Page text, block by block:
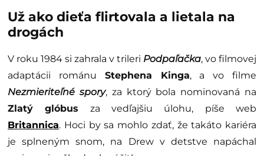
Už ako dieťa flirtovala a lietala na
drogách
V roku 1984 si zahrala v trileri Podpaľačka, vo filmovej
adaptácii románu Stephena Kinga, a vo filme
Nezmieriteľné spory, za ktorý bola nominovaná na
Zlatý glóbus za vedľajšiu úlohu, píše web
Britannica. Hoci by sa mohlo zdať, že takáto kariéra
je splneným snom, na Drew v detstve napáchal